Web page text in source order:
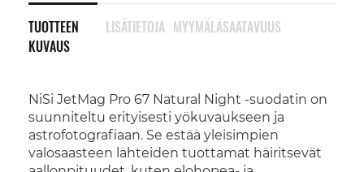
TUOTTEEN
KUVAUS
NiSi JetMag Pro 67 Natural Night -suodatin on
suunniteltu erityisesti yökuvaukseen ja
astrofotografiaan. Se estää yleisimpien
valosaasteen lähteiden tuottamat häiritsevät
LISÄTIETOJA MYYMÄLÄSAATAVUUS